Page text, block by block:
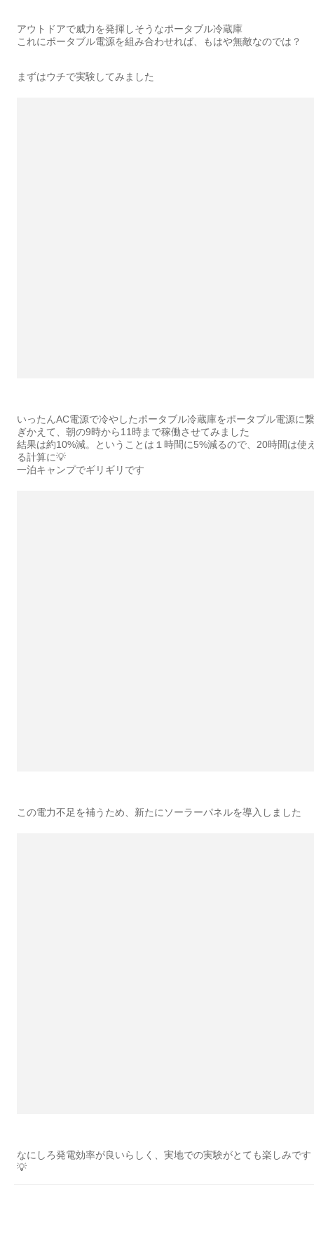
アウトドアで威力を発揮しそうなポータブル冷蔵庫
これにポータブル電源を組み合わせれば、もはや無敵なのでは？
まずはウチで実験してみました
いったんAC電源で冷やしたポータブル冷蔵庫をポータブル電源に繋
ぎかえて、朝の9時から11時まで稼働させてみました
結果は約10%減。ということは１時間に5%減るので、20時間は使
る計算に💡
一泊キャンプでギリギリです
この電力不足を補うため、新たにソーラーパネルを導入しました
なにしろ発電効率が良いらしく、実地での実験がとても楽しみです
💡